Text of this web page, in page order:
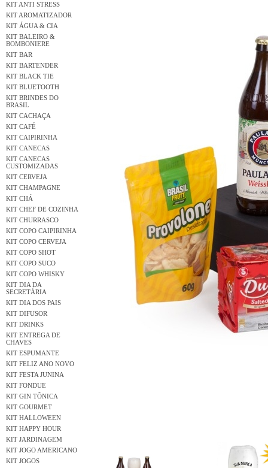
KIT ANTI STRESS
KIT AROMATIZADOR
KIT ÁGUA & CIA
KIT BALEIRO &
BOMBONIERE
KIT BAR
KIT BARTENDER
KIT BLACK TIE
KIT BLUETOOTH
KIT BRINDES DO
BRASIL
KIT CACHAÇA
KIT CAFÉ
KIT CAIPIRINHA
KIT CANECAS
KIT CANECAS
CUSTOMIZADAS
KIT CERVEJA
KIT CHAMPAGNE
KIT CHÁ
KIT CHEF DE COZINHA
KIT CHURRASCO
KIT COPO CAIPIRINHA
KIT COPO CERVEJA
KIT COPO SHOT
KIT COPO SUCO
KIT COPO WHISKY
KIT DIA DA
SECRETÁRIA
KIT DIA DOS PAIS
KIT DIFUSOR
KIT DRINKS
KIT ENTREGA DE
CHAVES
KIT ESPUMANTE
KIT FELIZ ANO NOVO
KIT FESTA JUNINA
KIT FONDUE
KIT GIN TÔNICA
KIT GOURMET
KIT HALLOWEEN
KIT HAPPY HOUR
KIT JARDINAGEM
KIT JOGO AMERICANO
KIT JOGOS